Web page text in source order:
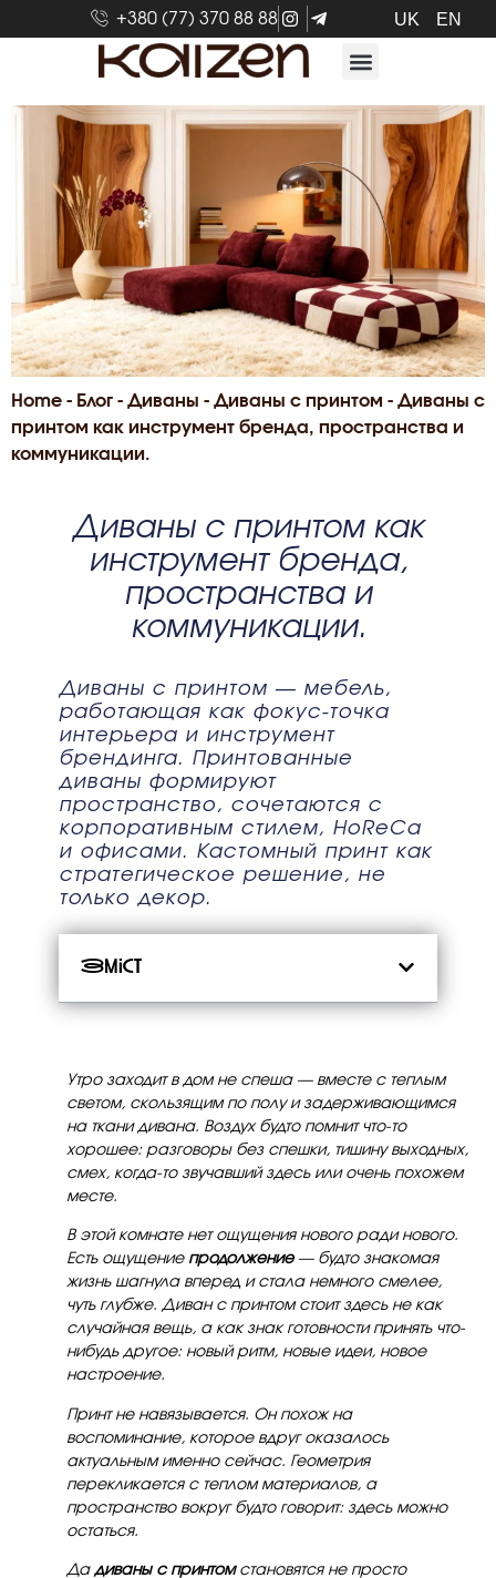
+380 (77) 370 88 88 UK EN
Home - Блог - Диваны - Диваны с принтом - Диваны с
принтом как инструмент бренда, пространства и
коммуникации.
Диваны с принтом как
инструмент бренда,
пространства и
коммуникации.
Диваны с принтом — мебель,
работающая как фокус-точка
интерьера и инструмент
брендинга. Принтованные
диваны формируют
пространство, сочетаются с
корпоративным стилем, HoReCa
и офисами. Кастомный принт как
стратегическое решение, не
только декор.
Зміст
Утро заходит в дом не спеша — вместе с теплым
светом, скользящим по полу и задерживающимся
на ткани дивана. Воздух будто помнит что-то
хорошее: разговоры без спешки, тишину выходных,
смех, когда-то звучавший здесь или очень похожем
месте.
В этой комнате нет ощущения нового ради нового.
Есть ощущение продолжение— будто знакомая
жизнь шагнула вперед и стала немного смелее,
чуть глубже. Диван с принтом стоит здесь не как
случайная вещь, а как знак готовности принять что-
нибудь другое: новый ритм, новые идеи, новое
настроение.
Принт не навязывается. Он похож на
воспоминание, которое вдруг оказалось
актуальным именно сейчас. Геометрия
перекликается с теплом материалов, а
пространство вокруг будто говорит: здесь можно
остаться.
Да диваны с принтомстановятся не просто